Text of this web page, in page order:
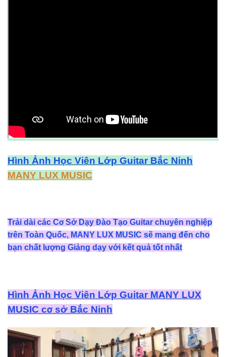
Hình Ảnh Học Viên Lớp Guitar Bắc Ninh
MANY LUX MUSIC
Trải dài các Cơ Sở Dạy Đào Tạo Guitar chuyên nghiệp
trên Toàn Quốc, MANY LUX MUSIC sẽ mang đến cho
bạn chất lượng Giảng dạy với kết quả tốt nhất
Hình Ảnh Học Viên Lớp Guitar MANY LUX
MUSIC cơ sở Bắc Ninh